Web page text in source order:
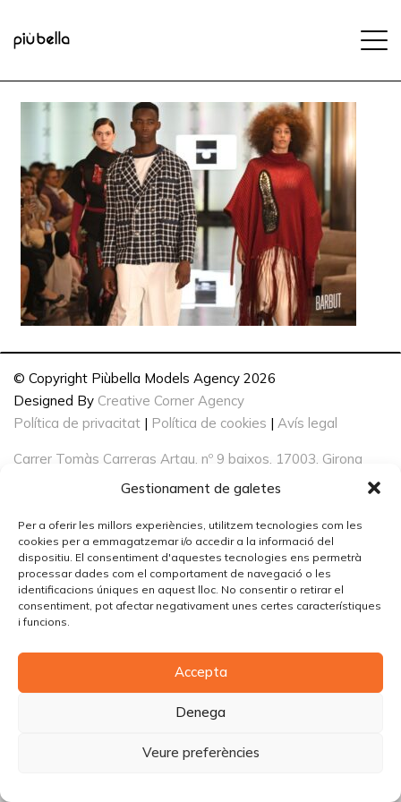
Gestionament de galetes
Per a oferir les millors experiències, utilitzem tecnologies com les
cookies per a emmagatzemar i/o accedir a la informació del
dispositiu. El consentiment d'aquestes tecnologies ens permetrà
processar dades com el comportament de navegació o les
identificacions úniques en aquest lloc. No consentir o retirar el
consentiment, pot afectar negativament unes certes característiques
i funcions.
Accepta
Denega
Veure preferències
© Copyright Piùbella Models Agency 2026
Designed By Creative Corner Agency
Política de privacitat | Política de cookies | Avís legal
Carrer Tomàs Carreras Artau, nº 9 baixos, 17003, Girona